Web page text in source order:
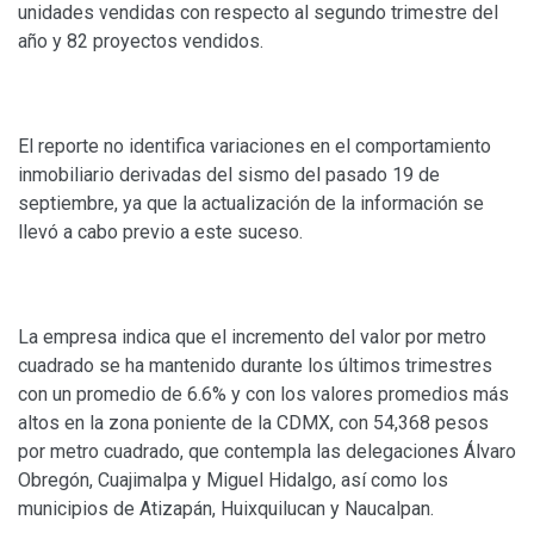
unidades vendidas con respecto al segundo trimestre del
año y 82 proyectos vendidos.
El reporte no identifica variaciones en el comportamiento
inmobiliario derivadas del sismo del pasado 19 de
septiembre, ya que la actualización de la información se
llevó a cabo previo a este suceso.
La empresa indica que el incremento del valor por metro
cuadrado se ha mantenido durante los últimos trimestres
con un promedio de 6.6% y con los valores promedios más
altos en la zona poniente de la CDMX, con 54,368 pesos
por metro cuadrado, que contempla las delegaciones Álvaro
Obregón, Cuajimalpa y Miguel Hidalgo, así como los
municipios de Atizapán, Huixquilucan y Naucalpan.